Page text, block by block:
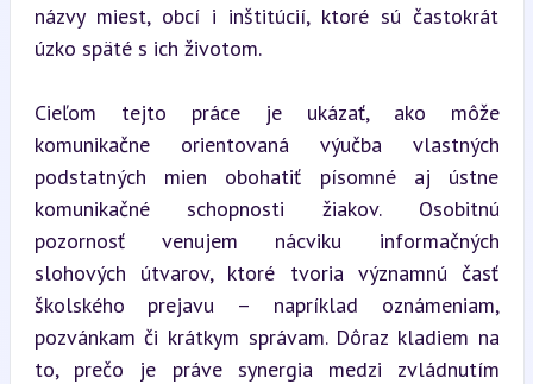
názvy miest, obcí i inštitúcií, ktoré sú častokrát
úzko späté s ich životom.
Cieľom tejto práce je ukázať, ako môže
komunikačne orientovaná výučba vlastných
podstatných mien obohatiť písomné aj ústne
komunikačné schopnosti žiakov. Osobitnú
pozornosť venujem nácviku informačných
slohových útvarov, ktoré tvoria významnú časť
školského prejavu – napríklad oznámeniam,
pozvánkam či krátkym správam. Dôraz kladiem na
to, prečo je práve synergia medzi zvládnutím